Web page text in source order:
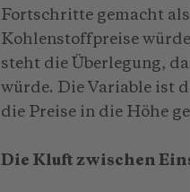
Fortschritte gemacht
Kohlenstoffpreise
steht die Überlegung,
würde. Die Variable ist
die Preise in die Höhe
Die Kluft zwischen